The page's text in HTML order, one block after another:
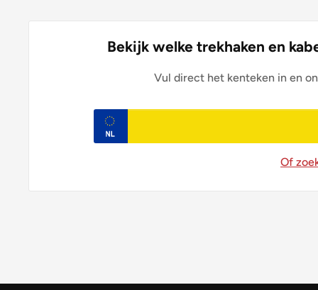
Bekijk welke trekhaken en
Vul direct het kenteken in en
Of